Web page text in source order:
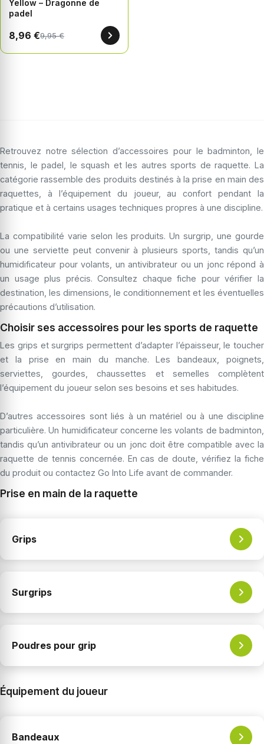
Yellow – Dragonne de
padel
8,96 €9,95 €
Retrouvez notre sélection d’accessoires pour le badminton, le
tennis, le padel, le squash et les autres sports de raquette. La
catégorie rassemble des produits destinés à la prise en main des
raquettes, à l’équipement du joueur, au confort pendant la
pratique et à certains usages techniques propres à une discipline.
La compatibilité varie selon les produits. Un surgrip, une gourde
ou une serviette peut convenir à plusieurs sports, tandis qu’un
humidificateur pour volants, un antivibrateur ou un jonc répond à
un usage plus précis. Consultez chaque fiche pour vérifier la
destination, les dimensions, le conditionnement et les éventuelles
précautions d’utilisation.
Choisir ses accessoires pour les sports de raquette
Les grips et surgrips permettent d’adapter l’épaisseur, le toucher
et la prise en main du manche. Les bandeaux, poignets,
serviettes, gourdes, chaussettes et semelles complètent
l’équipement du joueur selon ses besoins et ses habitudes.
D’autres accessoires sont liés à un matériel ou à une discipline
particulière. Un humidificateur concerne les volants de badminton,
tandis qu’un antivibrateur ou un jonc doit être compatible avec la
raquette de tennis concernée. En cas de doute, vérifiez la fiche
du produit ou contactez Go Into Life avant de commander.
Prise en main de la raquette
Grips
Surgrips
Poudres pour grip
Équipement du joueur
Bandeaux